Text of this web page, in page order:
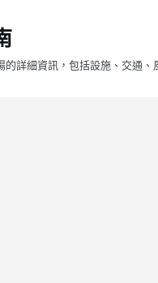
的詳細資訊，包括設施、交通、